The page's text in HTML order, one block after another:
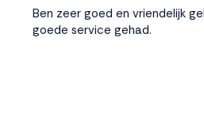
Ben zeer goed en vriendelijk
goede service gehad.